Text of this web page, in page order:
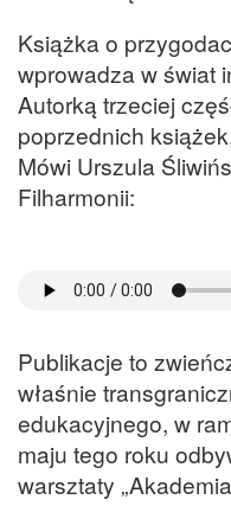
Książka o
wprowadza w świat
Autorką trzeciej
poprzednich
Mówi Urszula
Filharmonii:
Publikacje to
właśnie
edukacyjnego, w
maju tego roku
warsztaty